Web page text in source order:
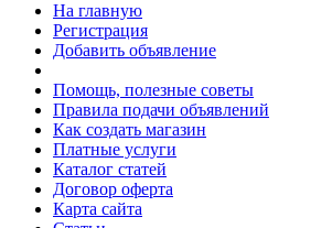
На главную
Регистрация
Добавить объявление
Помощь, полезные советы
Правила подачи объявлений
Как создать магазин
Платные услуги
Каталог статей
Договор оферта
Карта сайта